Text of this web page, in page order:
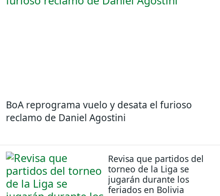
BoA reprograma vuelo y desata el furioso
reclamo de Daniel Agostini
Revisa que partidos del
torneo de la Liga se
jugarán durante los
feriados en Bolivia